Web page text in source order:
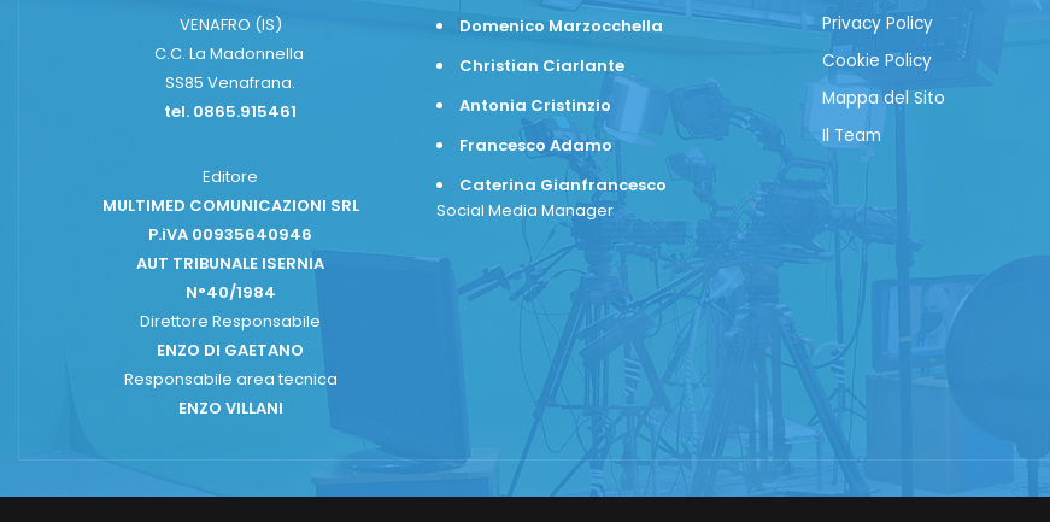
VENAFRO (IS)
C.C. La Madonnella
SS85 Venafrana.
tel. 0865.915461
Editore
MULTIMED COMUNICAZIONI SRL
P.iVA 00935640946
AUT TRIBUNALE ISERNIA
N°40/1984
Direttore Responsabile
ENZO DI GAETANO
Responsabile area tecnica
ENZO VILLANI
Domenico Marzocchella
Christian Ciarlante
Antonia Cristinzio
Francesco Adamo
Caterina Gianfrancesco
Social Media Manager
Privacy Policy
Cookie Policy
Mappa del Sito
Il Team